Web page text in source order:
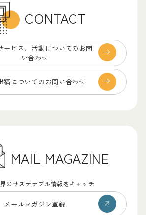
CONTACT
ビス、 活動についてのお問
い合わせ
稿についての お問い合わせ
MAIL MAGAZINE
のサステナブル情報をキャッチ
メールマガジン登録